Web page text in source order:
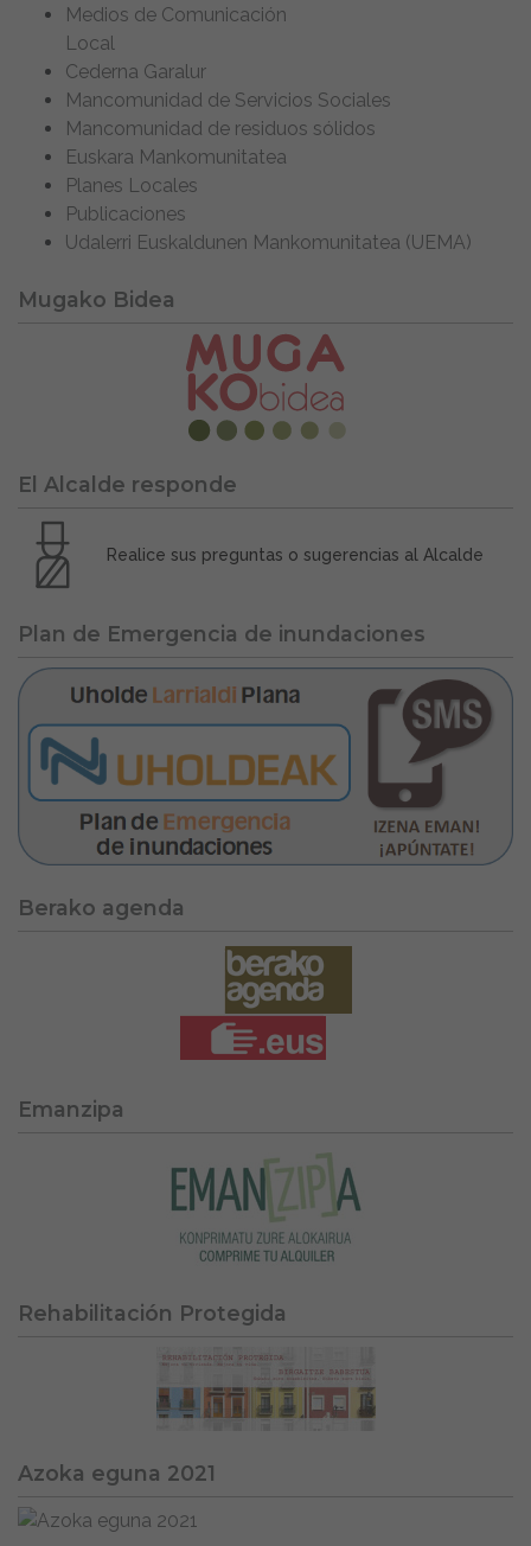
Medios de Comunicación
Local
Cederna Garalur
Mancomunidad de Servicios Sociales
Mancomunidad de residuos sólidos
Euskara Mankomunitatea
Planes Locales
Publicaciones
Udalerri Euskaldunen Mankomunitatea (UEMA)
Mugako Bidea
El Alcalde responde
Realice sus preguntas o sugerencias al Alcalde
Plan de Emergencia de inundaciones
Berako agenda
Emanzipa
Rehabilitación Protegida
Azoka eguna 2021